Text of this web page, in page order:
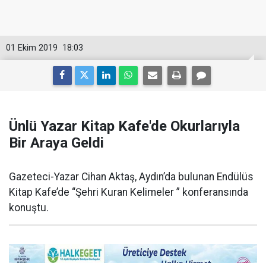
18:03
01 Ekim 2019
Ünlü Yazar Kitap Kafe'de Okurlarıyla
Bir Araya Geldi
Gazeteci-Yazar Cihan Aktaş, Aydın’da bulunan Endülüs
Kitap Kafe’de “Şehri Kuran Kelimeler ” konferansında
konuştu.